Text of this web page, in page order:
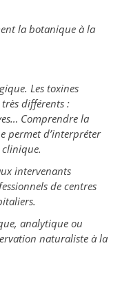
la botanique à la
Les toxines
différents :
Comprendre la
permet d’interpréter
clinique.
intervenants
de centres
analytique ou
naturaliste à la